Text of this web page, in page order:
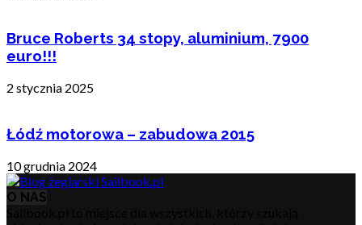
Bruce Roberts 34 stopy, aluminium, 7900
euro!!!
2 stycznia 2025
Łódź motorowa – zabudowa 2015
10 grudnia 2024
O NAS